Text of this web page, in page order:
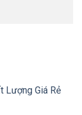
Lượng Giá Rẻ